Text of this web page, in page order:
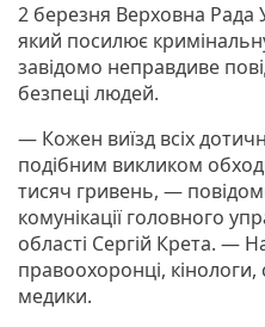
2 березня Верховна Рада
який посилює
завідомо неправдиве
безпеці людей.
— Кожен виїзд всіх
подібним викликом
тисяч гривень, —
комунікації головного
області Сергій Крета. —
правоохоронці,
медики.